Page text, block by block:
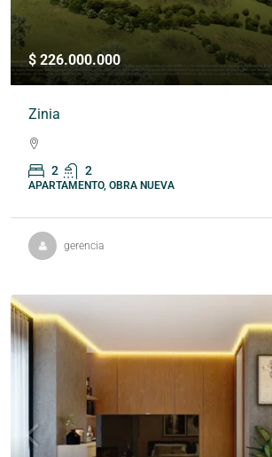
$ 226.000.000
Zinia
2 2
APARTAMENTO, OBRA NUEVA
gerencia